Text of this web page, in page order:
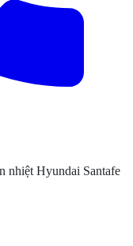
nhiệt Hyundai Santafe